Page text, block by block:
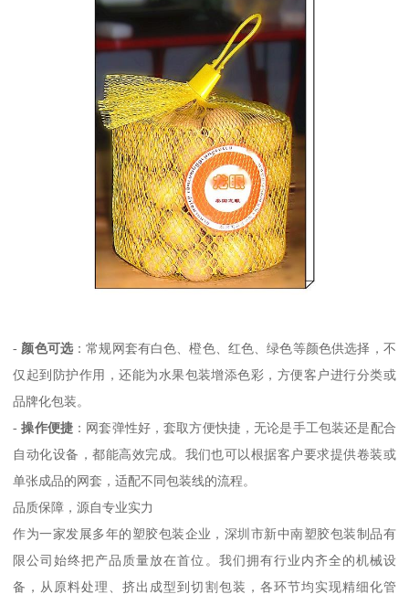
-颜色可选：常规网套有白色、橙色、红色、绿色等颜色供选择，不
仅起到防护作用，还能为水果包装增添色彩，方便客户进行分类或
品牌化包装。
-操作便捷 ：网套弹性好，套取方便快捷，无论是手工包装还是配合
自动化设备，都能高效完成。我们也可以根据客户要求提供卷装或
单张成品的网套，适配不同包装线的流程。
品质保障，源自专业实力
作为一家发展多年的塑胶包装企业，深圳市新中南塑胶包装制品有
限公司始终把产品质量放在首位。我们拥有行业内齐全的机械设
备，从原料处理、挤出成型到切割包装，各环节均实现精细化管